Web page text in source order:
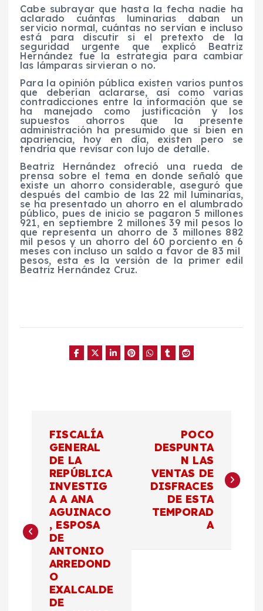
Cabe subrayar que hasta la fecha nadie ha
aclarado cuántas luminarias daban un
servicio normal, cuántas no servían e incluso
está para discutir si el pretexto de la
seguridad urgente que explicó Beatriz
Hernández fue la estrategia para cambiar
las lámparas sirvieran o no.
Para la opinión pública existen varios puntos
que deberían aclararse, así como varias
contradicciones entre la información que se
ha manejado como justificación y los
supuestos ahorros que la presente
administración ha presumido que si bien en
apariencia, hoy en día, existen pero se
tendría que revisar con lujo de detalle.
Beatriz Hernández ofreció una rueda de
prensa sobre el tema en donde señaló que
existe un ahorro considerable, aseguró que
después del cambio de las 22 mil luminarias,
se ha presentado un ahorro en el alumbrado
público, pues de inicio se pagaron 5 millones
921, en septiembre 2 millones 39 mil pesos lo
que representa un ahorro de 3 millones 882
mil pesos y un ahorro del 60 porciento en 6
meses con incluso un saldo a favor de 83 mil
pesos, esta es la versión de la primer edil
Beatriz Hernández Cruz.
g
FISCALÍA
GENERAL
DE LA
REPÚBLICA
INVESTIG
A A ANA
AGUINACO
, ESPOSA
DE
ANTONIO
ARREDOND
O
EXALCALDE
DE
POCO
DESPUNTA
N LAS
VENTAS DE
DISFRACES
DE ESTA
TEMPORAD
A